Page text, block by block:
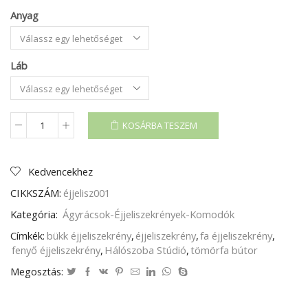
Anyag
Láb
ÉJJELISZEKRÉNY
mennyiség
KOSÁRBA TESZEM
Kedvencekhez
CIKKSZÁM: éjjelisz001
Kategória: Ágyrácsok-Éjjeliszekrények-Komodók
Címkék: bükk éjjeliszekrény, éjjeliszekrény,fa éjjeliszekrény,
fenyő éjjeliszekrény, Hálószoba Stúdió,tömörfa bútor
Megosztás: